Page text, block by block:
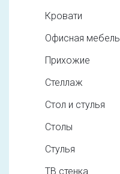
Кровати
Офисная мебель
Прихожие
Стеллаж
Стол и стулья
Столы
Стулья
ТВ стенка